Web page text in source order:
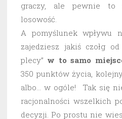
graczy, ale pewnie to
losowość.
A pomyślunek wpływu
zajedziesz jakiś czołg
plecy” w to samo
350 punktów życia,
albo… w ogóle! Tak się
racjonalności wszelkich
decyzji. Po prostu nie